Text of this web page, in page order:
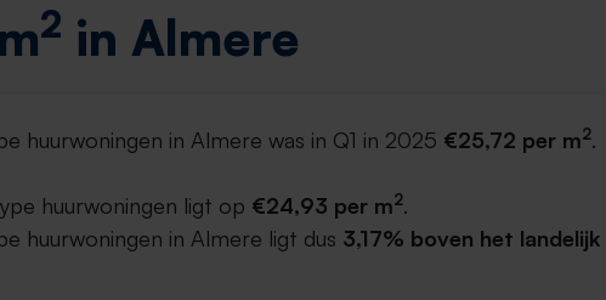
2 in Almere
huurwoningen in Almere was in Q1 in 2025 €25,72 per m2.
huurwoningen ligt op €24,93 per m2.
huurwoningen in Almere ligt dus 3,17% boven het landelijk